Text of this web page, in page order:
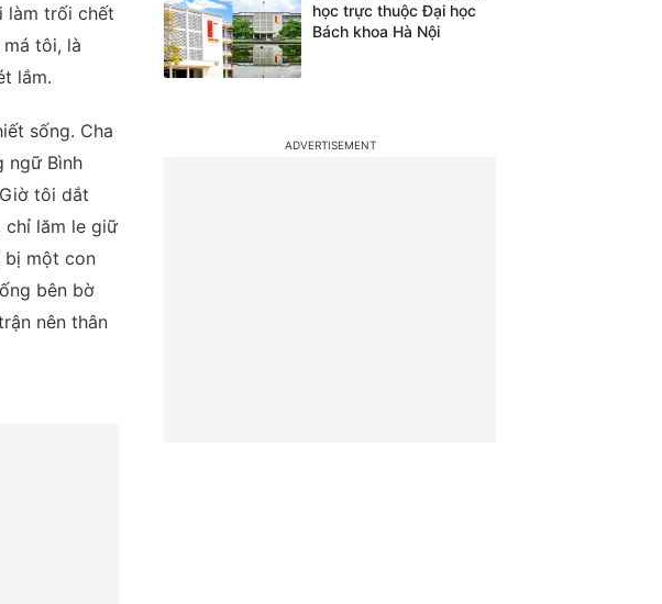
làm trối chết
tôi, là
lắm.
sống. Cha
ngữ Bình
tôi dắt
lăm le giữ
bị một con
bên bờ
nên thân
học trực thuộc Đại học
Bách khoa Hà Nội